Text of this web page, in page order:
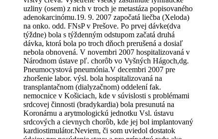
uzliny (osem) z nich v troch je metastáza popisovaného
adenokarcinómu.19. 9. 2007 započatá liečba (Xeloda)
na onko. odd. FNsP v Prešove. Po prvej dávke(dva
týždne) bola s týždenným odstupom začatá druhá
dávka, ktorá bola po troch dňoch prerušená a dosiaľ
nebola obnovená. V novembri 2007 hospitalizovaná v
Národnom ústave pľ. chorôb vo Vyšných Hágoch,dg.
Pneumocystová pneumónia.V decembri 2007 pre
zhoršenie labor. výsl. bola hospitalizovaná na
transplantačnom (dialyzačnom) oddelení fak.
nemocnice v Košiciach, kde v súvislosti s problémami
srdcovej činnosti (bradykardia) bola presunutá na
Koronárnu a arytmologickú jednotku Vsl. ústavu
srdcových a cievnych chorôb, kde jej bol implantovaný
kardiostimulátor.Neviem, či som uviedol dostatok